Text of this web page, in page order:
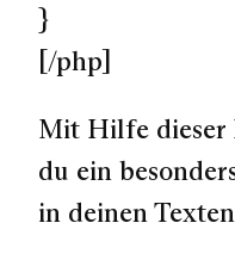
}
[/php]
Mit Hilfe dieser
du ein
in deinen